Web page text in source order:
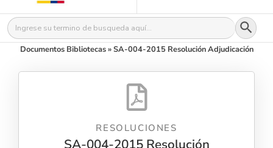
Buscar: Botón
Documentos Bibliotecas»SA-004-2015 Resolución Adjudicación
RESOLUCIONES